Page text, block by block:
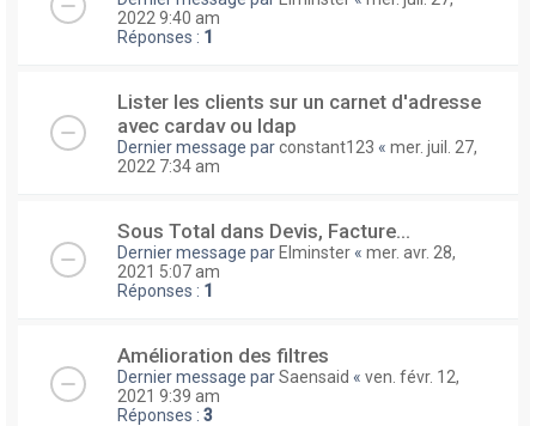
2022 9:40 am
Réponses : 1
Lister les clients sur un carnet d'adresse
avec cardav ou ldap
Dernier message parconstant123 « mer. juil. 27,
2022 7:34 am
Sous Total dans Devis, Facture...
Dernier message parElminster « mer. avr. 28,
2021 5:07 am
Réponses : 1
Amélioration des filtres
Dernier message parSaensaid « ven. févr. 12,
2021 9:39 am
Réponses : 3